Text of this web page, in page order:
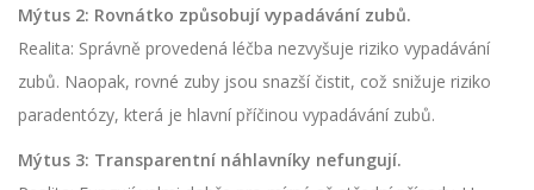
Mýtus 2: Rovnátko způsobují vypadávání zubů.
Realita: Správně provedená léčba nezvyšuje riziko vypadávání
zubů. Naopak, rovné zuby jsou snazší čistit, což snižuje riziko
paradentózy, která je hlavní příčinou vypadávání zubů.
Mýtus 3: Transparentní náhlavníky nefungují.